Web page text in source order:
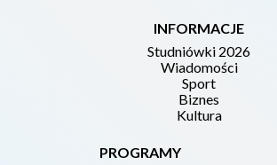
INFORMACJE
Studniówki 2026
Wiadomości
Sport
Biznes
Kultura
PROGRAMY